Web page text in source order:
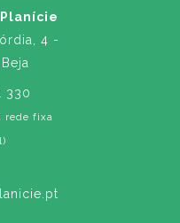
4 -
330
rede fixa